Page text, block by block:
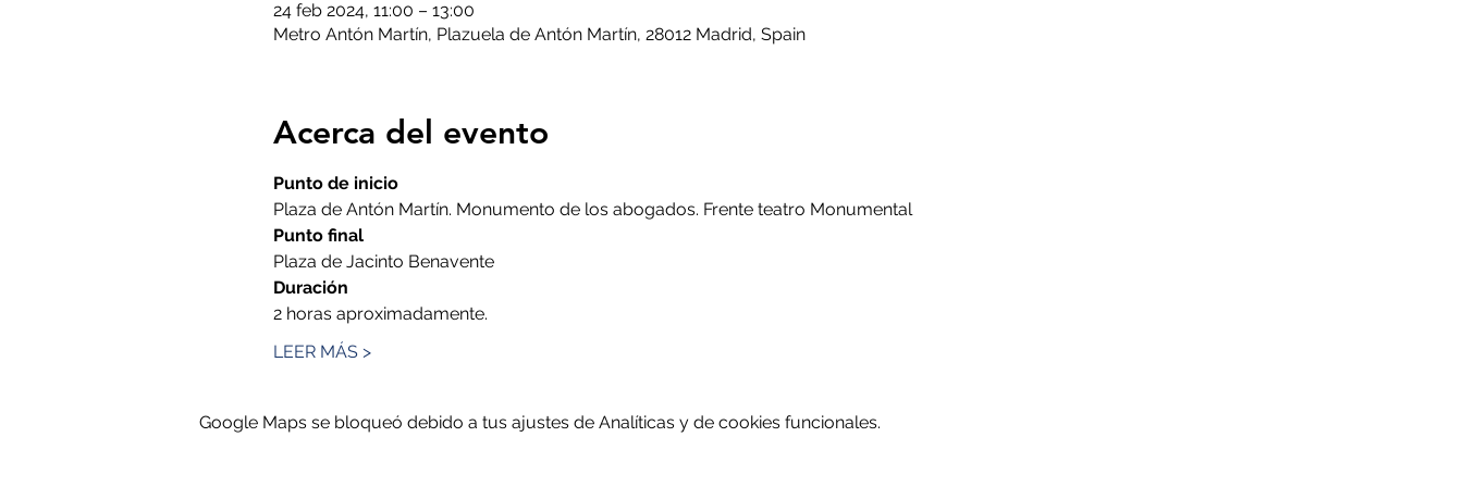
24 feb 2024, 11:00 – 13:00
Metro Antón Martín, Plazuela de Antón Martín, 28012 Madrid, Spain
Acerca del evento
Punto de inicio
Plaza de Antón Martín. Monumento de los abogados. Frente teatro Monumental
Punto final
Plaza de Jacinto Benavente
Duración
2 horas aproximadamente.
LEER MÁS >
Google Maps se bloqueó debido a tus ajustes de Analíticas y de cookies funcionales.